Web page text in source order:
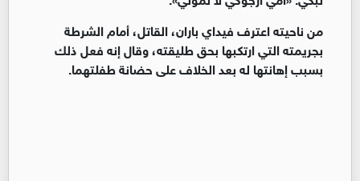
من ناحيته اعترف فيداي باران، القاتل، أمام الشرطة
بجريمته التي ارتكبها بحق طليقته، وقال إنه فعل ذلك
بسبب إهانتها له بعد الخلاف على حضانة طفلتهما.